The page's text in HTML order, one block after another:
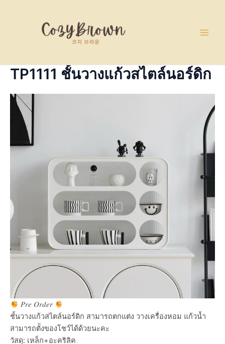
TP1111 ชั้นวางแก้วสไตล์นอร์ดิก
𝑃𝑟𝑒 𝑂𝑟𝑑𝑒𝑟
ชั้นวางแก้วสไตล์นอร์ดิก สามารถตกแต่ง วางเครื่องหอม แก้วน้ำ
สามารถตัังของโชว์ได้ด้วยนะคะ
วัสดุ: เหล็ก+อะคริลิค